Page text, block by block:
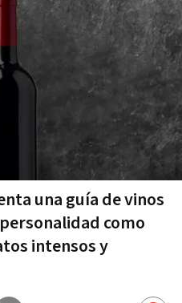
una guía de vinos
como
intensos y